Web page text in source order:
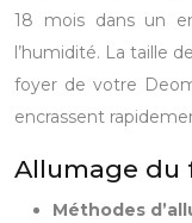
18 mois dans un
l’humidité. La taille
foyer de votre
encrassent
Allumage du
Méthodes